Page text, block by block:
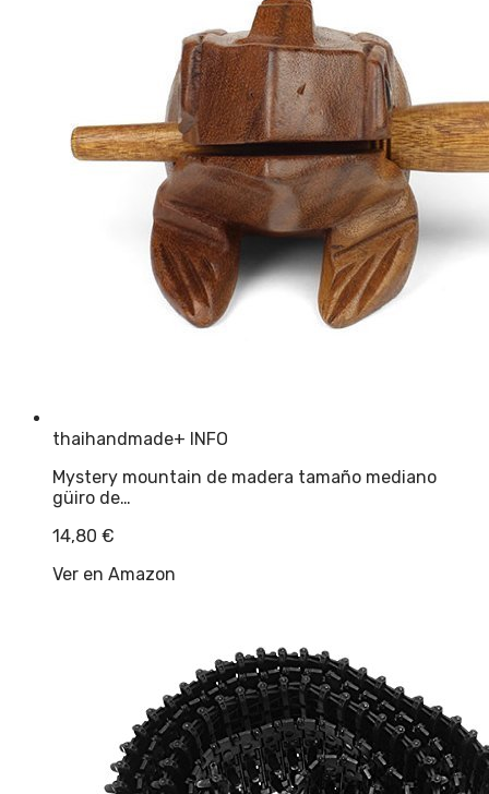
thaihandmade+ INFO
Mystery mountain de madera tamaño mediano
güiro de…
14,80 €
Ver en Amazon